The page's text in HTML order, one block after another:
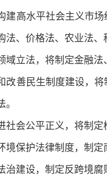
建高水平社会主义市
法、价格法、农业法、
域立法，将制定金融
改善民生制度建设，
社会公平正义，将制定
境保护法律制度，制定
治建设，制定反跨境腐